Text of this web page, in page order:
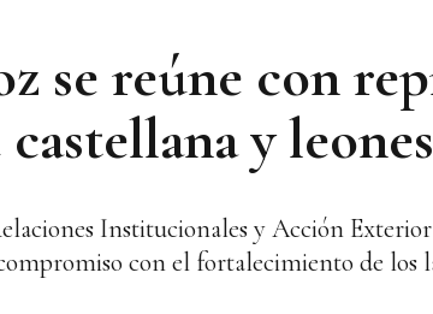
se reúne con
y
Institucionales y Acción
compromiso con el fortalecimiento de